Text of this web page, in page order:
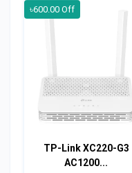
৳600.00 Off
TP-Link XC220-G3
AC1200...